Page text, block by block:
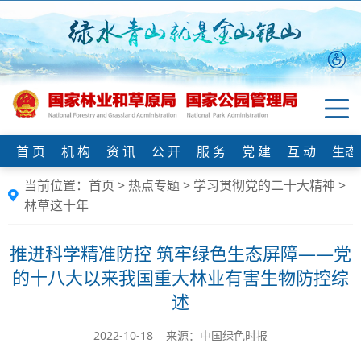
首 页 机 构 资 讯 公 开 服 务 党 建 互 动
生
当前位置： 首页 > 热点专题> 学习贯彻党的二十大精神 >
林草这十年
推进科学精准防控 筑牢绿色生态屏障——党
的十八大以来我国重大林业有害生物防控综
述
2022-10-18 来源：中国绿色时报